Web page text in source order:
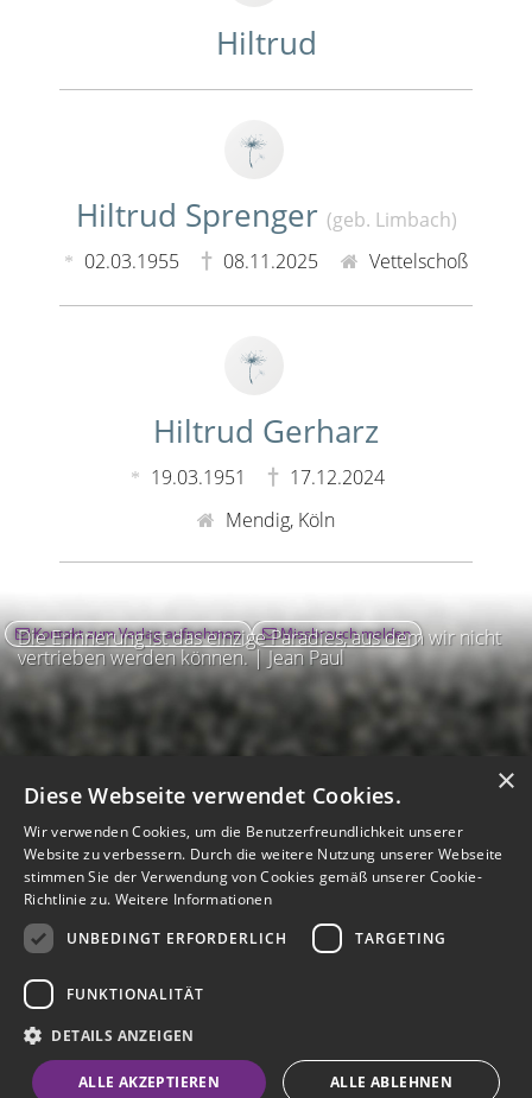
Hiltrud
Hiltrud Sprenger (geb. Limbach)
02.03.1955
08.11.2025 Vettelschoß
Hiltrud Gerharz
19.03.1951
17.12.2024
Mendig, Köln
Die Erinnerung ist das einzige Paradies, aus dem wir nicht
vertrieben werden können. | Jean Paul
Kontakt zum Verlag aufnehmen Missbrauch melden
Barrierefreiheit
Barriere melden
c
e
m
K
n
Kontrastmodus aktivieren
Hilfe
eigenes Gedenkportal erstellen
Vertrag widerrufen
×
Diese Webseite verwendet Cookies.
Wir verwenden Cookies, um die Benutzerfreundlichkeit unserer
Website zu verbessern. Durch die weitere Nutzung unserer Webseite
stimmen Sie der Verwendung von Cookies gemäß unserer Cookie-
Richtlinie zu. Weitere Informationen
UNBEDINGT ERFORDERLICH
TARGETING
FUNKTIONALITÄT
DETAILS ANZEIGEN
ALLE AKZEPTIEREN ALLE ABLEHNEN